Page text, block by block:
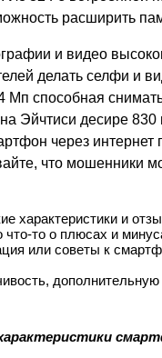
расширить
и видео
делать селфи и
Мп способная
Эйчтиси десире
через интернет
что мошенники
характеристики и
что-то о плюсах и
или советы к